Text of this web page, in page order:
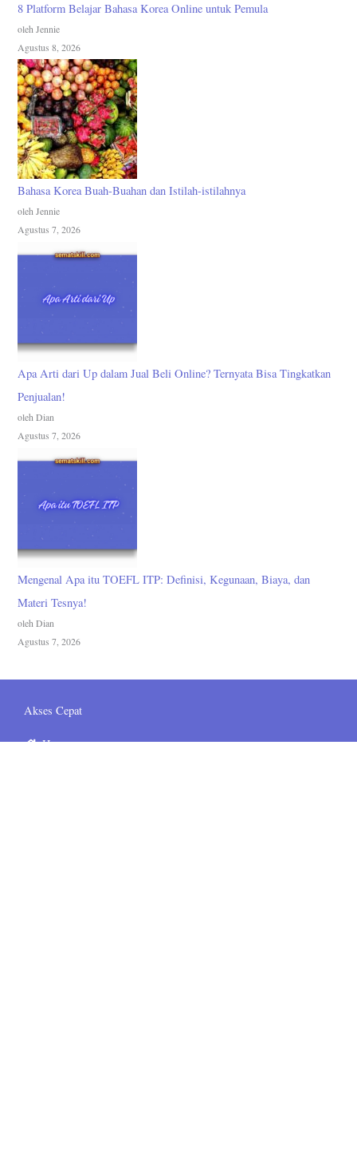
8 Platform Belajar Bahasa Korea Online untuk Pemula
oleh Jennie
Agustus 8, 2026
Bahasa Korea Buah-Buahan dan Istilah-istilahnya
oleh Jennie
Agustus 7, 2026
Apa Arti dari Up dalam Jual Beli Online? Ternyata Bisa Tingkatkan
Penjualan!
oleh Dian
Agustus 7, 2026
Mengenal Apa itu TOEFL ITP: Definisi, Kegunaan, Biaya, dan
Materi Tesnya!
oleh Dian
Agustus 7, 2026
Akses Cepat
Home